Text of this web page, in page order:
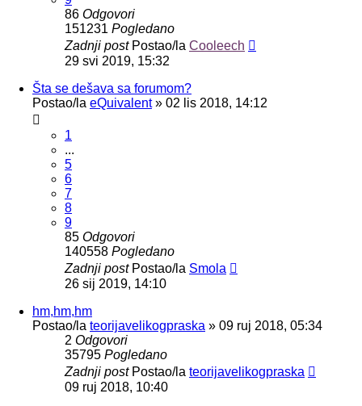
86 Odgovori
151231 Pogledano
Zadnji post Postao/la Cooleech
29 svi 2019, 15:32
Šta se dešava sa forumom?
Postao/la eQuivalent» 02 lis 2018, 14:12
1
...
5
6
7
8
9
85 Odgovori
140558 Pogledano
Zadnji post Postao/la Smola
26 sij 2019, 14:10
hm,hm,hm
Postao/la teorijavelikogpraska » 09 ruj 2018, 05:34
2 Odgovori
35795 Pogledano
Zadnji post Postao/la teorijavelikogpraska
09 ruj 2018, 10:40